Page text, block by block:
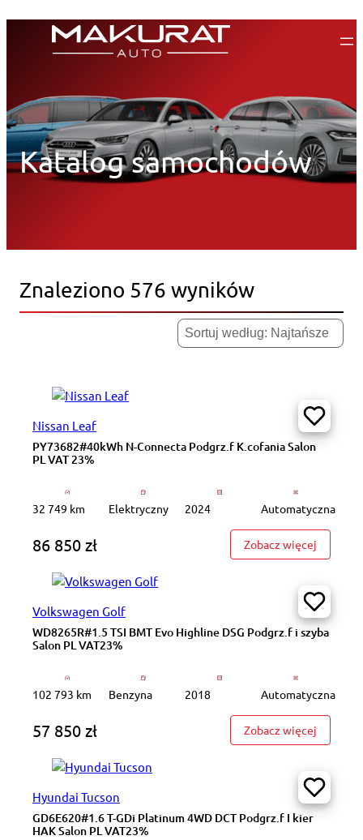
Katalog samochodów
Znaleziono 576 wyników
Nissan Leaf
PY73682#40kWh N-Connecta Podgrz.f K.cofania Salon
PL VAT 23%
32 749 km Elektryczny 2024 Automatyczna
86 850 zł Zobacz więcej
Volkswagen Golf
WD8265R#1.5 TSI BMT Evo Highline DSG Podgrz.f i szyba
Salon PL VAT23%
102 793 km Benzyna 2018 Automatyczna
57 850 zł Zobacz więcej
Hyundai Tucson
GD6E620#1.6 T-GDi Platinum 4WD DCT Podgrz.f I kier
HAK Salon PL VAT23%